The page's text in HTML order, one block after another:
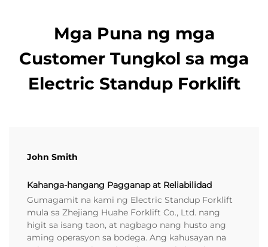
Mga Puna ng mga
Customer Tungkol sa mga
Electric Standup Forklift
John Smith
Kahanga-hangang Pagganap at Reliabilidad
Gumagamit na kami ng Electric Standup Forklift
mula sa Zhejiang Huahe Forklift Co., Ltd. nang
higit sa isang taon, at nagbago nang husto ang
aming operasyon sa bodega. Ang kahusayan na